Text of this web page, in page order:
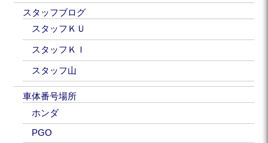
スタッフブログ
スタッフＫＵ
スタッフＫＩ
スタッフ山
車体番号場所
ホンダ
PGO